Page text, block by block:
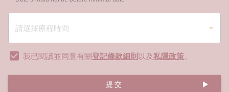
我已閱讀並同意有關登記條款細則以及私隱政策。
提交